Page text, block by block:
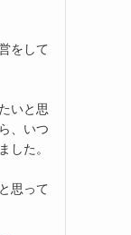
をして
いと思
、いつ
した。
思って